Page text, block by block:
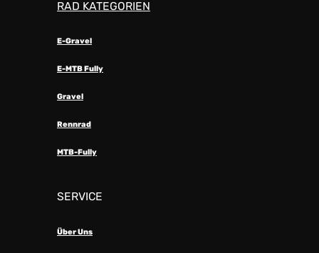
RAD KATEGORIEN
E-Gravel
E-MTB Fully
Gravel
Rennrad
MTB-Fully
SERVICE
Über Uns